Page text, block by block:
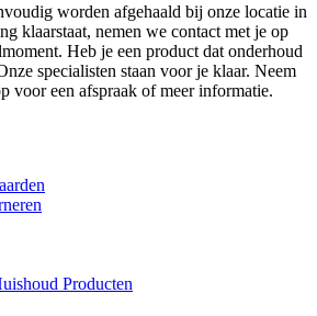
worden afgehaald bij onze locatie in
klaarstaat, nemen we contact met je op
Heb je een product dat onderhoud
specialisten staan voor je klaar. Neem
voor een afspraak of meer informatie.
Producten